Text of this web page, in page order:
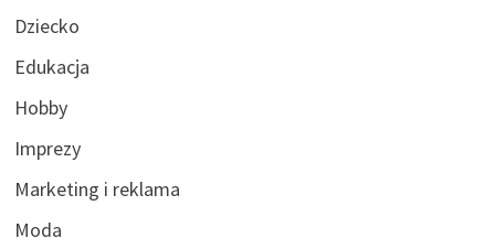
Dziecko
Edukacja
Hobby
Imprezy
Marketing i reklama
Moda